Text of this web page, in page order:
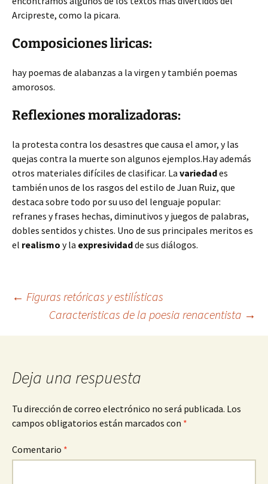
Arcipreste, como la picara.
Composiciones liricas:
hay poemas de alabanzas a la virgen y también poemas
amorosos.
Reflexiones moralizadoras:
la protesta contra los desastres que causa el amor, y las
quejas contra la muerte son algunos ejemplos.Hay además
otros materiales difíciles de clasificar. La variedades
también unos de los rasgos del estilo de Juan Ruiz, que
destaca sobre todo por su uso del lenguaje popular:
refranes y frases hechas, diminutivos y juegos de palabras,
dobles sentidos y chistes. Uno de sus principales meritos es
el realismo y la expresividadde sus diálogos.
Navegación
de
entradas
← Figuras retóricas y estilísticas
Caracteristicas de la poesia renacentista →
Deja una respuesta
Tu dirección de correo electrónico no será publicada. Los
campos obligatorios están marcados con *
Comentario *